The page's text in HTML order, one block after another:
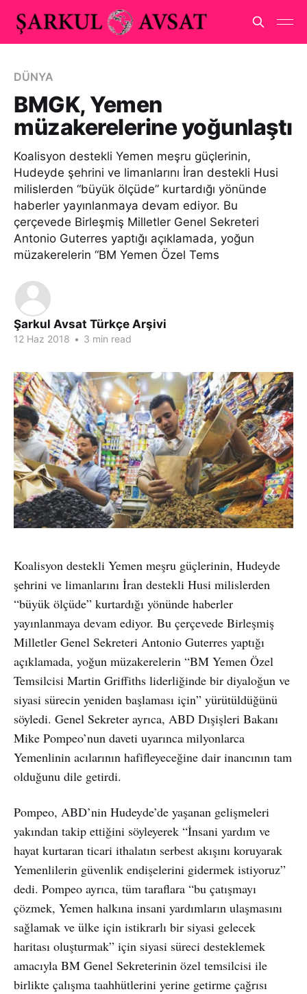
DÜNYA
BMGK, Yemen
müzakerelerine yoğunlaştı
Koalisyon destekli Yemen meşru güçlerinin,
Hudeyde şehrini ve limanlarını İran destekli Husi
milislerden “büyük ölçüde” kurtardığı yönünde
haberler yayınlanmaya devam ediyor. Bu
çerçevede Birleşmiş Milletler Genel Sekreteri
Antonio Guterres yaptığı açıklamada, yoğun
müzakerelerin “BM Yemen Özel Tems
Şarkul Avsat Türkçe Arşivi
12 Haz 2018 • 3 min read
Koalisyon destekli Yemen meşru güçlerinin, Hudeyde
şehrini ve limanlarını İran destekli Husi milislerden
“büyük ölçüde” kurtardığı yönünde haberler
yayınlanmaya devam ediyor. Bu çerçevede Birleşmiş
Milletler Genel Sekreteri Antonio Guterres yaptığı
açıklamada, yoğun müzakerelerin “BM Yemen Özel
Temsilcisi Martin Griffiths liderliğinde bir diyaloğun ve
siyasi sürecin yeniden başlaması için” yürütüldüğünü
söyledi. Genel Sekreter ayrıca, ABD Dışişleri Bakanı
Mike Pompeo’nun daveti uyarınca milyonlarca
Yemenlinin acılarının hafifleyeceğine dair inancının tam
olduğunu dile getirdi.
Pompeo, ABD’nin Hudeyde’de yaşanan gelişmeleri
yakından takip ettiğini söyleyerek “İnsani yardım ve
hayat kurtaran ticari ithalatın serbest akışını koruyarak
Yemenlilerin güvenlik endişelerini gidermek istiyoruz”
dedi. Pompeo ayrıca, tüm taraflara “bu çatışmayı
çözmek, Yemen halkına insani yardımların ulaşmasını
sağlamak ve ülke için istikrarlı bir siyasi gelecek
haritası oluşturmak” için siyasi süreci desteklemek
amacıyla BM Genel Sekreterinin özel temsilcisi ile
birlikte çalışma taahhütlerini yerine getirme çağrısı